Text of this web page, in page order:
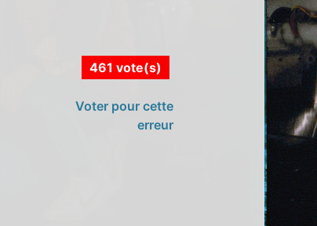
461 vote(s)
Voter pour cette
erreur